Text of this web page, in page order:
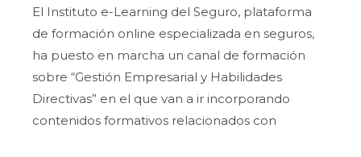
El Instituto e-Learning del Seguro, plataforma
de formación online especializada en seguros,
ha puesto en marcha un canal de formación
sobre “Gestión Empresarial y Habilidades
Directivas” en el que van a ir incorporando
contenidos formativos relacionados con